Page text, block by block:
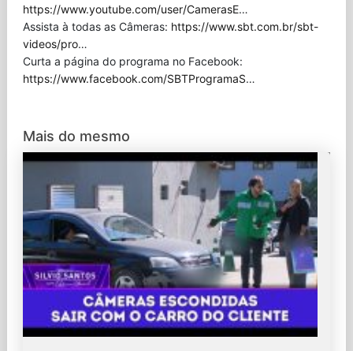
https://www.youtube.com/user/CamerasE…
Assista à todas as Câmeras: https://www.sbt.com.br/sbt-
videos/pro…
Curta a página do programa no Facebook:
https://www.facebook.com/SBTProgramaS…
Mais do mesmo